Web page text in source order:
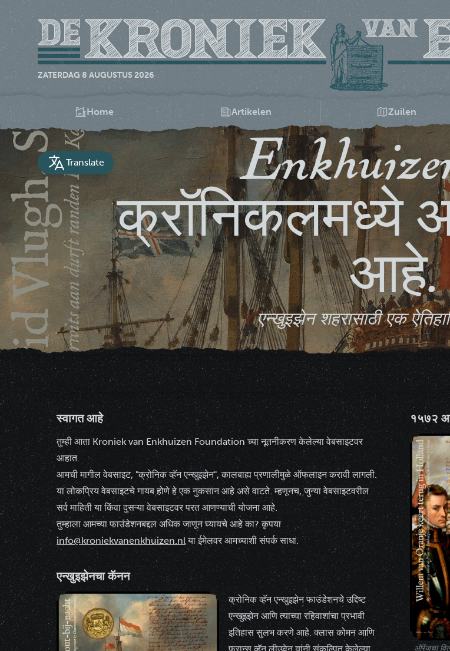
ZATERDAG 8 AUGUSTUS 2026
Home Artikelen Zuilen
Translate
क्रॉनिकलमध्ये
आहे.
एन्खुइझेन शहरासाठी एक
स्वागत आहे
तुम्ही आता Kroniek van Enkhuizen Foundation च्या नूतनीकरण केलेल्या वेबसाइटवर
आहात.
आमची मागील वेबसाइट, "क्रोनिक व्हॅन एन्खुइझेन", कालबाह्य प्रणालीमुळे ऑफलाइन करावी लागली.
या लोकप्रिय वेबसाइटचे गायब होणे हे एक नुकसान आहे असे वाटते. म्हणूनच, जुन्या वेबसाइटवरील
सर्व माहिती या किंवा दुसऱ्या वेबसाइटवर परत आणण्याची योजना आहे.
तुम्हाला आमच्या फाउंडेशनबद्दल अधिक जाणून घ्यायचे आहे का? कृपया
info@kroniekvanenkhuizen.nlया ईमेलवर आमच्याशी संपर्क साधा.
एन्खुइझेनचा कॅनन
क्रोनिक व्हॅन एन्खुइझेन फाउंडेशनचे उद्दिष्ट
एन्खुइझेन आणि त्याच्या रहिवाशांचा प्रभावी
इतिहास सुलभ करणे आहे. क्लास कोमन आणि
१५७२
ऑरेंजचा